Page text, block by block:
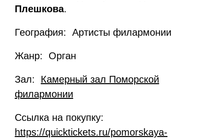
Плешкова.
География: Артисты филармонии
Жанр: Орган
Зал: Камерный зал Поморской
филармонии
Ссылка на покупку:
https://quicktickets.ru/pomorskaya-